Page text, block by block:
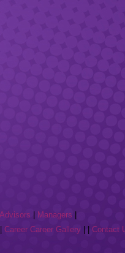
Advisors Managers
Career Career Gallery| | Contact